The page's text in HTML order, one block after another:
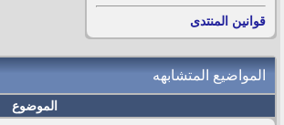
قوانين المنتدى
المواضيع المتشابهه
الموضوع